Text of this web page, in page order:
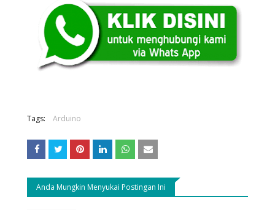
Tags: Arduino
Anda Mungkin Menyukai Postingan Ini